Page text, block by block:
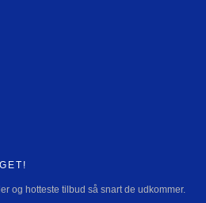
og hotteste tilbud så snart de udkommer.